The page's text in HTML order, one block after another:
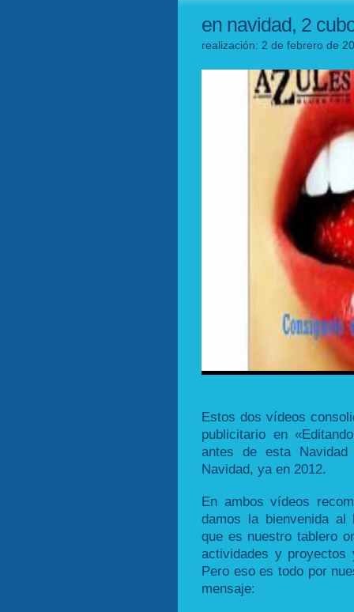
en navidad, 2
realización: 2 de febrero de
Estos dos vídeos
publicitario en
antes de esta
Navidad, ya en 2012.
En ambos vídeos
damos la bienvenida al
que es nuestro tablero
actividades y
Pero eso es todo por
mensaje: